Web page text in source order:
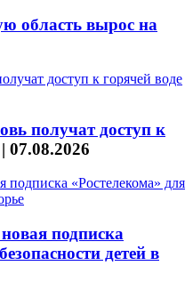
область вырос на
получат доступ к
| 07.08.2026
подписка
детей в